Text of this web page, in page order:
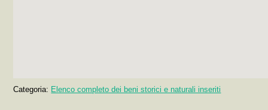
Categoria: Elenco completo dei beni storici e naturali inseriti